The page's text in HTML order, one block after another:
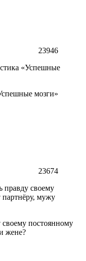
23946
мозги»
23674
своему постоянному
жене?